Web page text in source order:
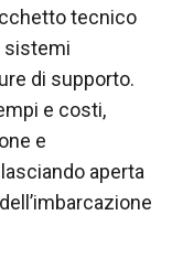
tecnico
sistemi
di supporto.
e costi,
e
aperta